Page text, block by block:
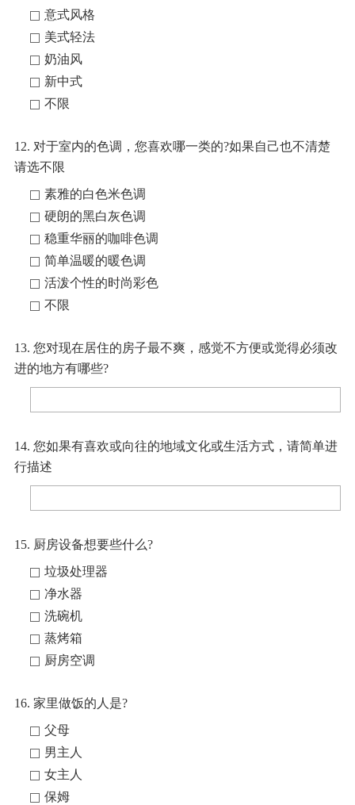
意式风格
美式轻法
奶油风
新中式
不限
12. 对于室内的色调，您喜欢哪一类的?如果自己也不清楚
请选不限
素雅的白色米色调
硬朗的黑白灰色调
稳重华丽的咖啡色调
简单温暖的暖色调
活泼个性的时尚彩色
不限
13. 您对现在居住的房子最不爽，感觉不方便或觉得必须改
进的地方有哪些?
14. 您如果有喜欢或向往的地域文化或生活方式，请简单进
行描述
15. 厨房设备想要些什么?
垃圾处理器
净水器
洗碗机
蒸烤箱
厨房空调
16. 家里做饭的人是?
父母
男主人
女主人
保姆